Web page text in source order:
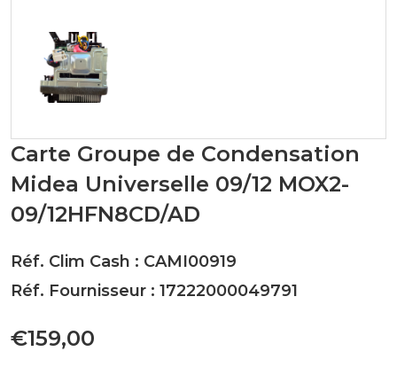
Carte Groupe de Condensation
Midea Universelle 09/12 MOX2-
09/12HFN8CD/AD
Réf. Clim Cash : CAMI00919
Réf. Fournisseur : 17222000049791
€159,00